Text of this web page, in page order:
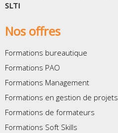
SLTI
Nos offres
Formations bureautique
Formations PAO
Formations Management
Formations en gestion de projets
Formations de formateurs
Formations Soft Skills